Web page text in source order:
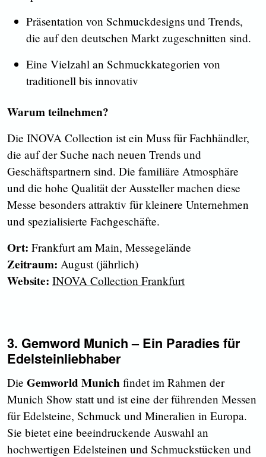
Präsentation von Schmuckdesigns und Trends,
die auf den deutschen Markt zugeschnitten sind.
Eine Vielzahl an Schmuckkategorien von
traditionell bis innovativ
Warum teilnehmen?
Die INOVA Collection ist ein Muss für Fachhändler,
die auf der Suche nach neuen Trends und
Geschäftspartnern sind. Die familiäre Atmosphäre
und die hohe Qualität der Aussteller machen diese
Messe besonders attraktiv für kleinere Unternehmen
und spezialisierte Fachgeschäfte.
Ort: Frankfurt am Main, Messegelände
Zeitraum: August (jährlich)
Website: INOVA Collection Frankfurt
3. Gemword Munich – Ein Paradies für
Edelsteinliebhaber
Die Gemworld Munich findet im Rahmen der
Munich Show statt und ist eine der führenden Messen
für Edelsteine, Schmuck und Mineralien in Europa.
Sie bietet eine beeindruckende Auswahl an
hochwertigen Edelsteinen und Schmuckstücken und